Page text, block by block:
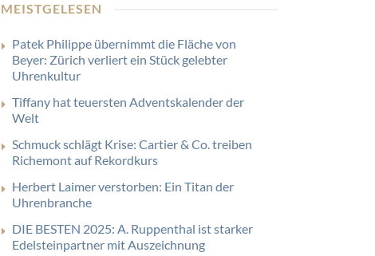
MEISTGELESEN
Patek Philippe übernimmt die Fläche von
Beyer: Zürich verliert ein Stück gelebter
Uhrenkultur
Tiffany hat teuersten Adventskalender der
Welt
Schmuck schlägt Krise: Cartier & Co. treiben
Richemont auf Rekordkurs
Herbert Laimer verstorben: Ein Titan der
Uhrenbranche
DIE BESTEN 2025: A. Ruppenthal ist starker
Edelsteinpartner mit Auszeichnung